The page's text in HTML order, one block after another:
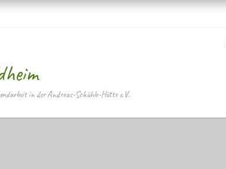
in der Andreas-Schühle-Hütte e.V.